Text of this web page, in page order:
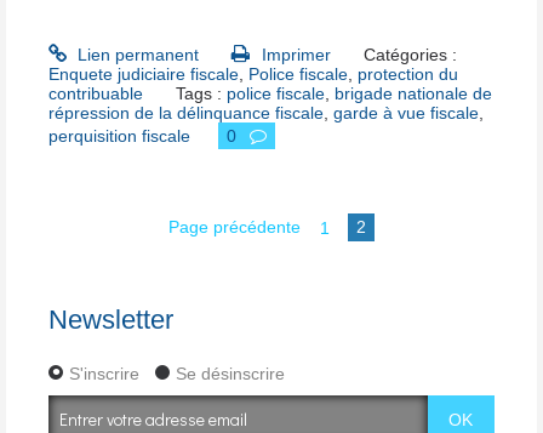
Lien permanent Imprimer
Catégories :
Enquete judiciaire fiscale, Police fiscale, protection du
contribuable
Tags : police fiscale, brigade nationale de
répression de la délinquance fiscale, garde à vue fiscale,
perquisition fiscale
0
Page précédente 1 2
Newsletter
S'inscrire Se désinscrire